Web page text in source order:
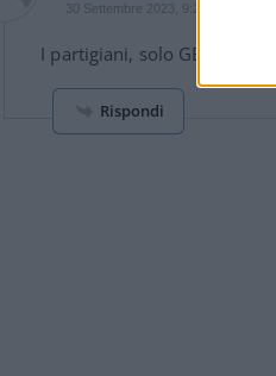
30 Settembre 2023, 9:26 9:26
I partigiani, solo GENORIA
Rispondi